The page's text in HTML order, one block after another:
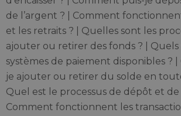
de l’argent ? | Comment
et les retraits ? | Quelles sont les
ajouter ou retirer des fonds ? | Quels
systèmes de paiement disponibles ?
je ajouter ou retirer du solde en
Quel est le processus de dépôt et de
Comment fonctionnent les